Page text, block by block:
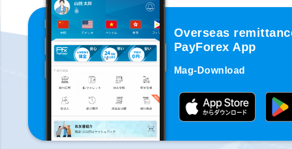
Overseas
PayForex App
Mag-Download